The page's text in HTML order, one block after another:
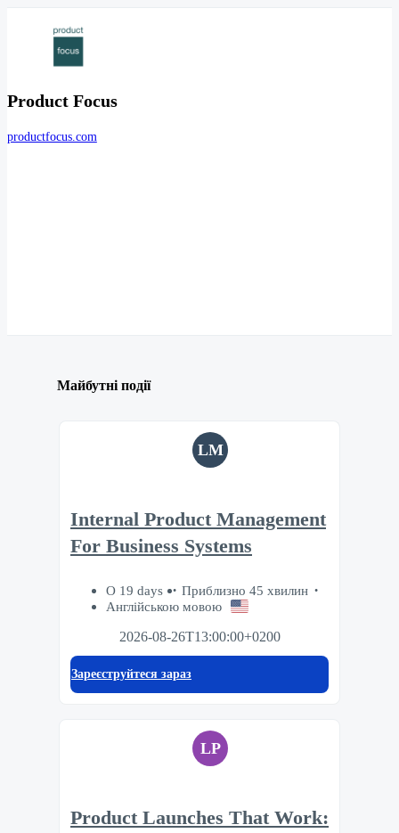
Product Focus
productfocus.com
Майбутні події
LM
Internal Product Management
For Business Systems
О 19 days
Приблизно 45 хвилин
Англійською мовою
2026-08-26T13:00:00+0200
Зареєструйтеся зараз
LP
Product Launches That Work: